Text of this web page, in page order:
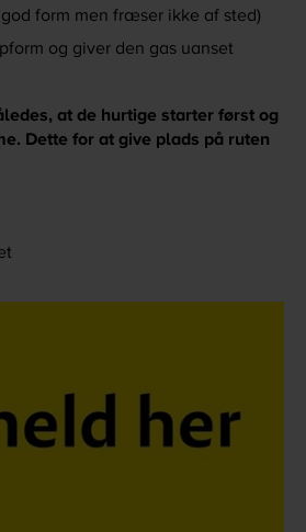
form men fræser ikke af sted)
og giver den gas uanset
at de hurtige starter først og
Dette for at give plads på ruten